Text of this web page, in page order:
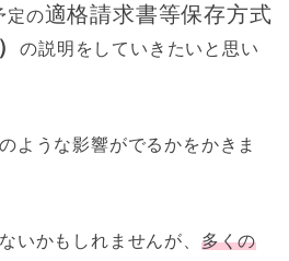
定の適格請求書等保存方式
の説明をしていきたいと思い
ような影響がでるかをかきま
いかもしれませんが、 多くの